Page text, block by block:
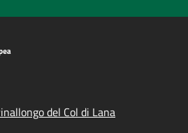
del Col di Lana